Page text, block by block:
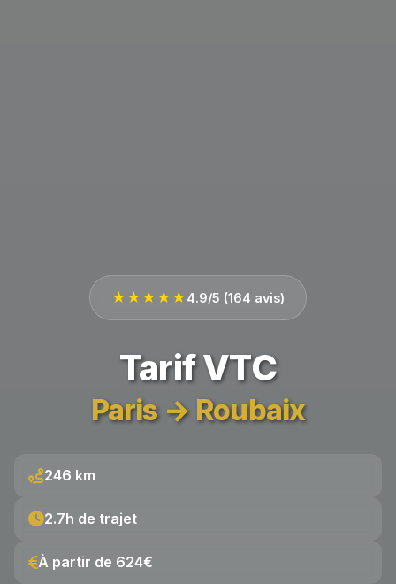
★★★★★4.9/5 (164 avis)
Tarif VTC
Paris → Roubaix
246 km
2.7h de trajet
À partir de 624€